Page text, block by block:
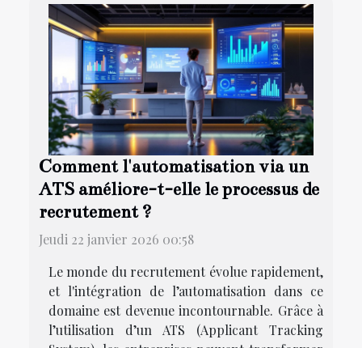
Comment l'automatisation via un
ATS améliore-t-elle le processus de
recrutement ?
Jeudi 22 janvier 2026 00:58
Le monde du recrutement évolue rapidement,
et l'intégration de l’automatisation dans ce
domaine est devenue incontournable. Grâce à
l’utilisation d’un ATS (Applicant Tracking